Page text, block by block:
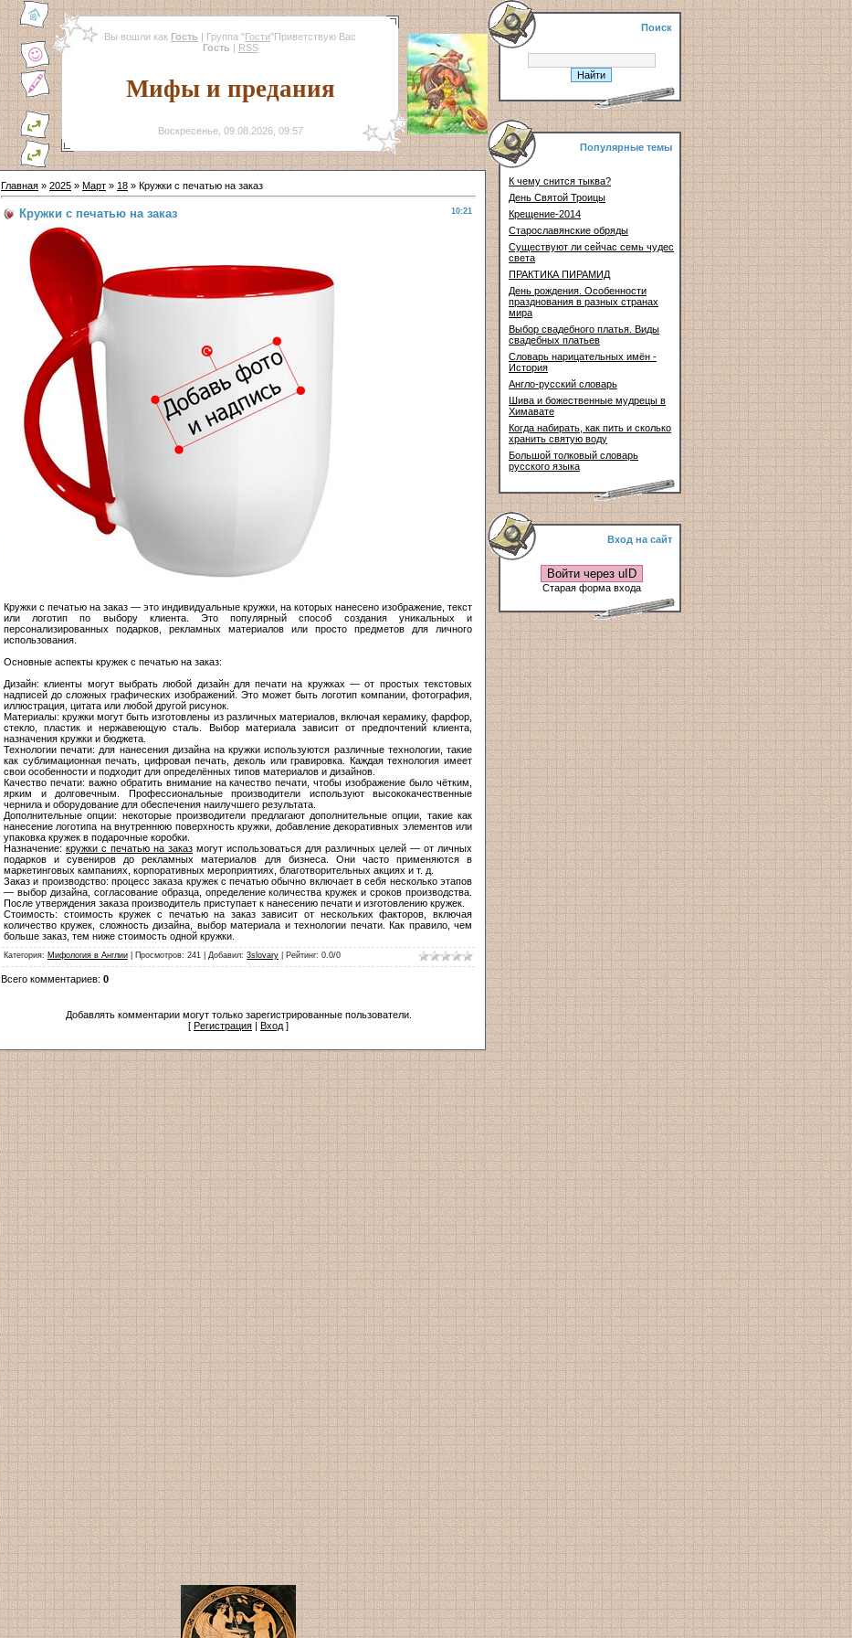
Вы вошли как Гость | Группа "Гости"Приветствую Вас
Гость | RSS
Мифы и предания
Воскресенье, 09.08.2026, 09:57
Главная » 2025 » Март » 18 » Кружки с печатью на заказ
10:21
Кружки с печатью на заказ
Кружки с печатью на заказ — это индивидуальные кружки, на которых нанесено изображение, текст
или логотип по выбору клиента. Это популярный способ создания уникальных и
персонализированных подарков, рекламных материалов или просто предметов для личного
использования.
Основные аспекты кружек с печатью на заказ:
Дизайн: клиенты могут выбрать любой дизайн для печати на кружках — от простых текстовых
надписей до сложных графических изображений. Это может быть логотип компании, фотография,
иллюстрация, цитата или любой другой рисунок.
Материалы: кружки могут быть изготовлены из различных материалов, включая керамику, фарфор,
стекло, пластик и нержавеющую сталь. Выбор материала зависит от предпочтений клиента,
назначения кружки и бюджета.
Технологии печати: для нанесения дизайна на кружки используются различные технологии, такие
как сублимационная печать, цифровая печать, деколь или гравировка. Каждая технология имеет
свои особенности и подходит для определённых типов материалов и дизайнов.
Качество печати: важно обратить внимание на качество печати, чтобы изображение было чётким,
ярким и долговечным. Профессиональные производители используют высококачественные
чернила и оборудование для обеспечения наилучшего результата.
Дополнительные опции: некоторые производители предлагают дополнительные опции, такие как
нанесение логотипа на внутреннюю поверхность кружки, добавление декоративных элементов или
упаковка кружек в подарочные коробки.
Назначение: кружки с печатью на заказ могут использоваться для различных целей — от личных
подарков и сувениров до рекламных материалов для бизнеса. Они часто применяются в
маркетинговых кампаниях, корпоративных мероприятиях, благотворительных акциях и т. д.
Заказ и производство: процесс заказа кружек с печатью обычно включает в себя несколько этапов
— выбор дизайна, согласование образца, определение количества кружек и сроков производства.
После утверждения заказа производитель приступает к нанесению печати и изготовлению кружек.
Стоимость: стоимость кружек с печатью на заказ зависит от нескольких факторов, включая
количество кружек, сложность дизайна, выбор материала и технологии печати. Как правило, чем
больше заказ, тем ниже стоимость одной кружки.
Категория: Мифология в Англии Просмотров: 241 Добавил: 3slovary Рейтинг: 0.0/0
Всего комментариев: 0
Добавлять комментарии могут только зарегистрированные пользователи.
[ Регистрация | Вход ]
Поиск
Популярные темы
К чему снится тыква?
День Святой Троицы
Крещение-2014
Старославянские обряды
Существуют ли сейчас семь чудес
света
ПРАКТИКА ПИРАМИД
День рождения. Особенности
празднования в разных странах
мира
Выбор свадебного платья. Виды
свадебных платьев
Словарь нарицательных имён -
История
Англо-русский словарь
Шива и божественные мудрецы в
Химавате
Когда набирать, как пить и сколько
хранить святую воду
Большой толковый словарь
русского языка
Вход на сайт
Войти через uID
Старая форма входа